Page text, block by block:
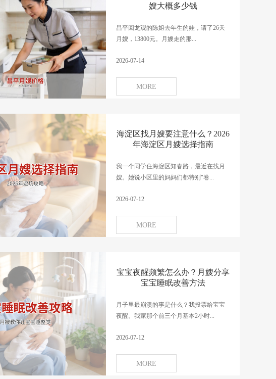
嫂大概多少钱
昌平回龙观的陈姐去年生的娃，请了26天
月嫂，13800元。月嫂走的那...
2026-07-14
MORE
海淀区找月嫂要注意什么？2026
年海淀区月嫂选择指南
我一个同学住海淀区知春路，最近在找月
嫂。她说小区里的妈妈们都特别"卷...
2026-07-12
MORE
宝宝夜醒频繁怎么办？月嫂分享
宝宝睡眠改善方法
月子里最崩溃的事是什么？我投票给宝宝
夜醒。我家那个前三个月基本2小时...
2026-07-12
MORE